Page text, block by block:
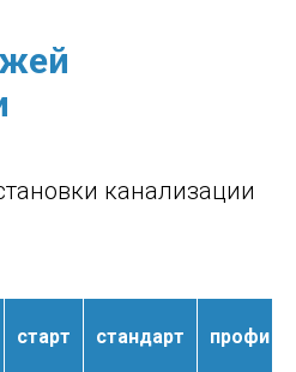
канализации
старт стандарт профи